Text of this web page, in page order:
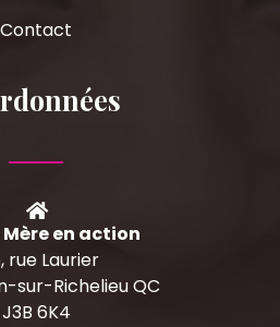
Contact
en action
rue Laurier
sur-Richelieu QC
J3B 6K4